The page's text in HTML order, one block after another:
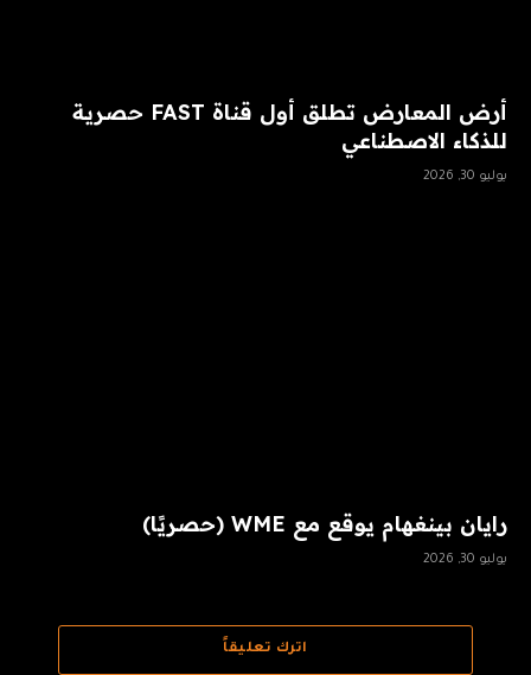
أرض المعارض تطلق أول قناة FAST حصرية
للذكاء الاصطناعي
يوليو 30, 2026
رايان بينغهام يوقع مع WME (حصريًا)
يوليو 30, 2026
اترك تعليقاً